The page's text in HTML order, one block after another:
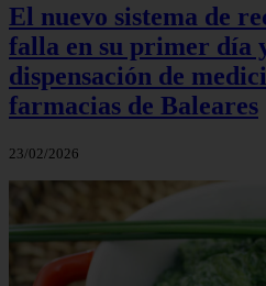
El nuevo sistema de
falla en su primer día
dispensación de
farmacias de Baleares
23/02/2026